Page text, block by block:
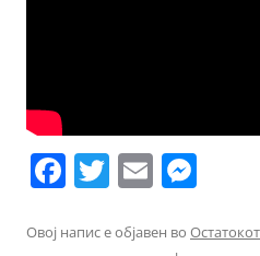
F
c
T
itt
E
ai ss
Овој напис е објавен во